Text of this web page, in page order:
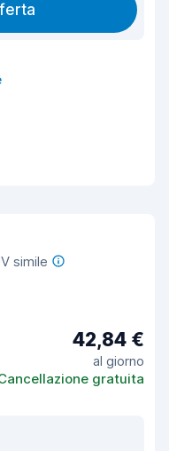
simile
42,84 €
al giorno
gratuita